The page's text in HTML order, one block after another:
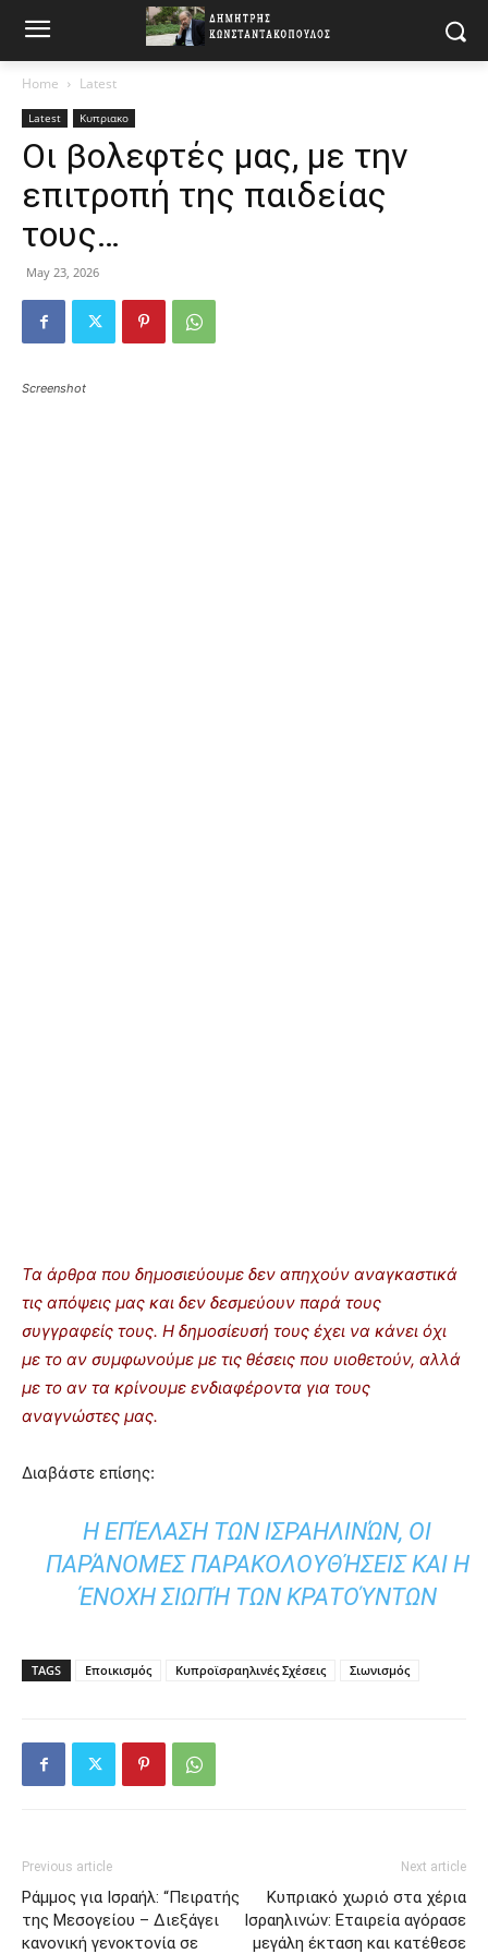
Home Latest
Latest Κυπριακο
Οι βολεφτές μας, με την
επιτροπή της παιδείας
τους…
May 23, 2026
Screenshot
Τα άρθρα που δημοσιεύουμε δεν απηχούν αναγκαστικά
τις απόψεις μας και δεν δεσμεύουν παρά τους
συγγραφείς τους. Η δημοσίευσή τους έχει να κάνει όχι
με το αν συμφωνούμε με τις θέσεις που υιοθετούν, αλλά
με το αν τα κρίνουμε ενδιαφέροντα για τους
αναγνώστες μας.
Διαβάστε επίσης:
Η ΕΠΈΛΑΣΗ ΤΩΝ ΙΣΡΑΗΛΙΝΏΝ, ΟΙ
ΠΑΡΆΝΟΜΕΣ ΠΑΡΑΚΟΛΟΥΘΉΣΕΙΣ ΚΑΙ Η
ΈΝΟΧΗ ΣΙΩΠΉ ΤΩΝ ΚΡΑΤΟΎΝΤΩΝ
TAGS Εποικισμός Κυπροϊσραηλινές Σχέσεις Σιωνισμός
Previous article
Ράμμος για Ισραήλ: “Πειρατής
της Μεσογείου – Διεξάγει
κανονική γενοκτονία σε
Next article
Κυπριακό χωριό στα χέρια
Ισραηλινών: Εταιρεία αγόρασε
μεγάλη έκταση και κατέθεσε